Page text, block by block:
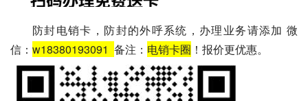
防封电销卡，防封的外呼系统，办理业务请添加 微
信： w18380193091 备注： 电销卡圈 ！报价更优惠。